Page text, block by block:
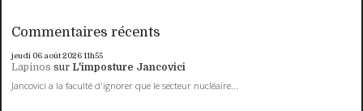
Commentaires récents
jeudi 06 août 202611h55
Lapinos sur L'imposture Jancovici
Jancovici a la faculté d'ignorer que le secteur nucléaire...